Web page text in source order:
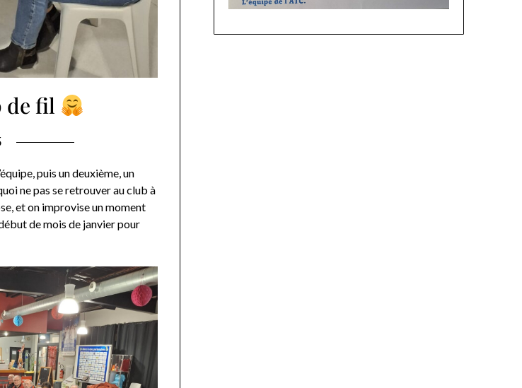
de fil
puis un deuxième, un
ne pas se retrouver au club à
et on improvise un moment
de mois de janvier pour